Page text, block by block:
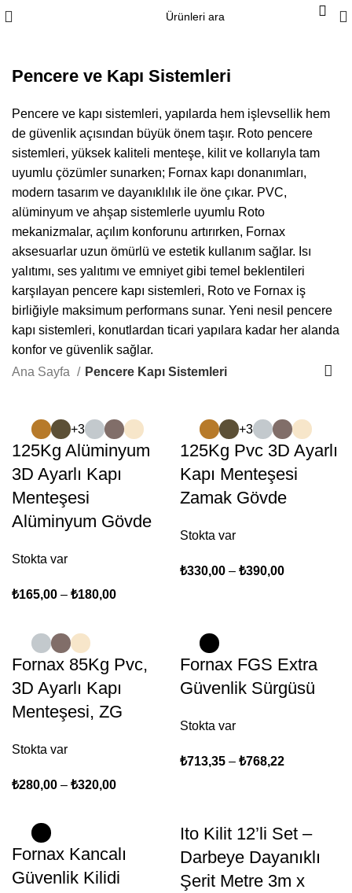
Pencere ve Kapı Sistemleri
Pencere ve kapı sistemleri, yapılarda hem işlevsellik hem
de güvenlik açısından büyük önem taşır. Roto pencere
sistemleri, yüksek kaliteli menteşe, kilit ve kollarıyla tam
uyumlu çözümler sunarken; Fornax kapı donanımları,
modern tasarım ve dayanıklılık ile öne çıkar. PVC,
alüminyum ve ahşap sistemlerle uyumlu Roto
mekanizmalar, açılım konforunu artırırken, Fornax
aksesuarlar uzun ömürlü ve estetik kullanım sağlar. Isı
yalıtımı, ses yalıtımı ve emniyet gibi temel beklentileri
karşılayan pencere kapı sistemleri, Roto ve Fornax iş
birliğiyle maksimum performans sunar. Yeni nesil pencere
kapı sistemleri, konutlardan ticari yapılara kadar her alanda
konfor ve güvenlik sağlar.
Ana Sayfa
Pencere Kapı Sistemleri
+3
125Kg Alüminyum
3D Ayarlı Kapı
Menteşesi
Alüminyum Gövde
Stokta var
₺165,00 – ₺180,00
+3
125Kg Pvc 3D Ayarlı
Kapı Menteşesi
Zamak Gövde
Stokta var
₺330,00 – ₺390,00
Fornax 85Kg Pvc,
3D Ayarlı Kapı
Menteşesi, ZG
Stokta var
₺280,00 – ₺320,00
Fornax FGS Extra
Güvenlik Sürgüsü
Stokta var
₺713,35 – ₺768,22
Fornax Kancalı
Güvenlik Kilidi
Ito Kilit 12’li Set –
Darbeye Dayanıklı
Şerit Metre 3m x